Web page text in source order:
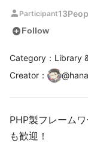
person Participant13
add_circleFollow
Category：Library
Creator ： @
PHP製フレーム
も歓迎！